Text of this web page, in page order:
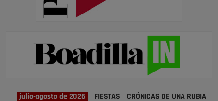
julio-agosto de 2026 FIESTAS
CRÓNICAS DE UNA RUBIA